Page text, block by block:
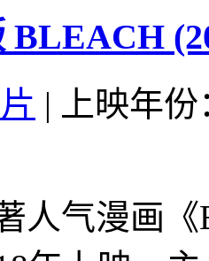
BLEACH
|
上映年
人气漫画